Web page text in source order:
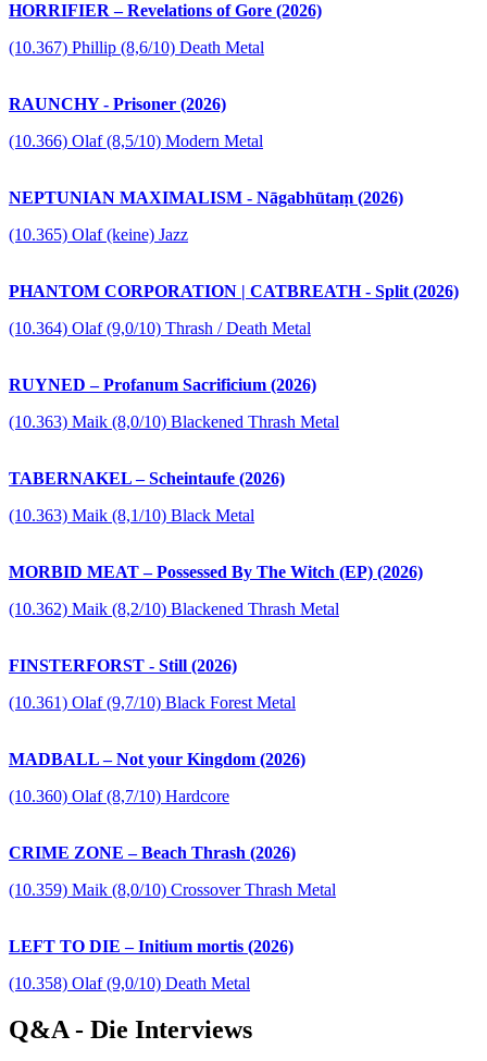
HORRIFIER – Revelations of Gore (2026)
(10.367) Phillip (8,6/10) Death Metal
RAUNCHY - Prisoner (2026)
(10.366) Olaf (8,5/10) Modern Metal
NEPTUNIAN MAXIMALISM - Nāgabhūtaṃ (2026)
(10.365) Olaf (keine) Jazz
PHANTOM CORPORATION | CATBREATH - Split (2026)
(10.364) Olaf (9,0/10) Thrash / Death Metal
RUYNED – Profanum Sacrificium (2026)
(10.363) Maik (8,0/10) Blackened Thrash Metal
TABERNAKEL – Scheintaufe (2026)
(10.363) Maik (8,1/10) Black Metal
MORBID MEAT – Possessed By The Witch (EP) (2026)
(10.362) Maik (8,2/10) Blackened Thrash Metal
FINSTERFORST - Still (2026)
(10.361) Olaf (9,7/10) Black Forest Metal
MADBALL – Not your Kingdom (2026)
(10.360) Olaf (8,7/10) Hardcore
CRIME ZONE – Beach Thrash (2026)
(10.359) Maik (8,0/10) Crossover Thrash Metal
LEFT TO DIE – Initium mortis (2026)
(10.358) Olaf (9,0/10) Death Metal
Q&A - Die Interviews